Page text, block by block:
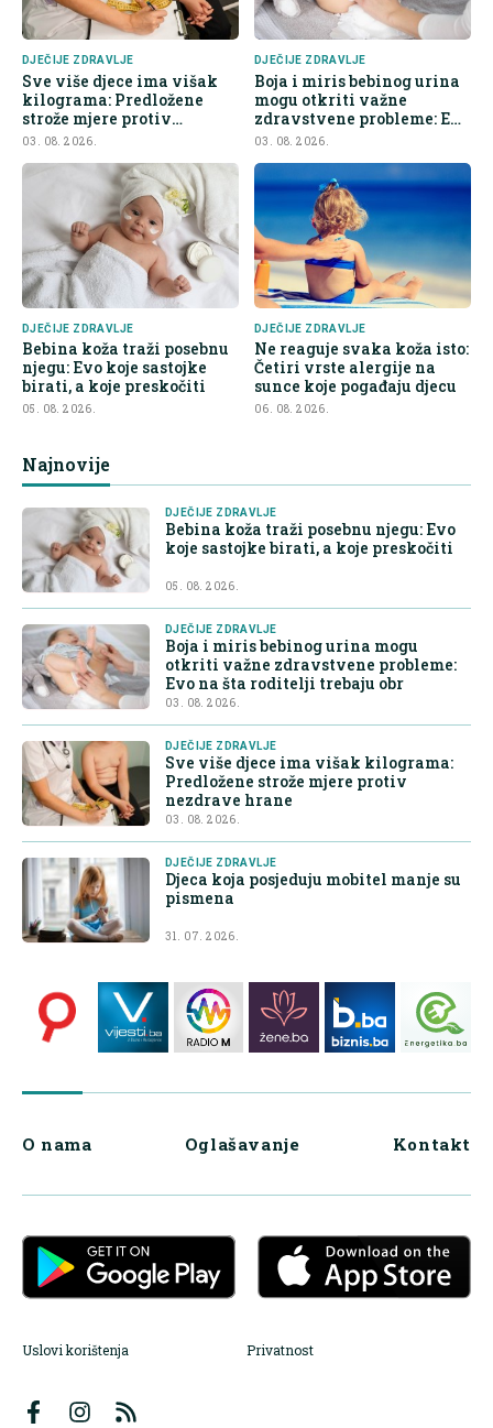
DJEČIJE ZDRAVLJE
Sve više djece ima višak
kilograma: Predložene
strože mjere protiv
nezdrave hrane
03. 08. 2026.
DJEČIJE ZDRAVLJE
Boja i miris bebinog urina
mogu otkriti važne
zdravstvene probleme: Evo
na šta roditelji trebaju obr
03. 08. 2026.
DJEČIJE ZDRAVLJE
Bebina koža traži posebnu
njegu: Evo koje sastojke
birati, a koje preskočiti
05. 08. 2026.
DJEČIJE ZDRAVLJE
Ne reaguje svaka koža isto:
Četiri vrste alergije na
sunce koje pogađaju djecu
06. 08. 2026.
Najnovije
DJEČIJE ZDRAVLJE
Bebina koža traži posebnu njegu: Evo
koje sastojke birati, a koje preskočiti
05. 08. 2026.
DJEČIJE ZDRAVLJE
Boja i miris bebinog urina mogu
otkriti važne zdravstvene probleme:
Evo na šta roditelji trebaju obr
03. 08. 2026.
DJEČIJE ZDRAVLJE
Sve više djece ima višak kilograma:
Predložene strože mjere protiv
nezdrave hrane
03. 08. 2026.
DJEČIJE ZDRAVLJE
Djeca koja posjeduju mobitel manje su
pismena
31. 07. 2026.
O nama Oglašavanje Kontakt
Uslovi korištenja Privatnost